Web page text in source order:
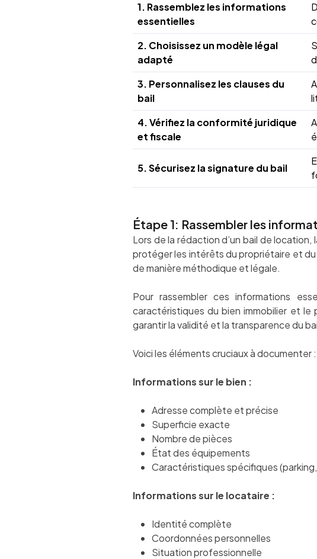
1. Rassemblez les informations
essentielles
2. Choisissez un modèle légal
adapté
3. Personnalisez les clauses du
bail
4. Vérifiez la conformité juridique
et fiscale
5. Sécurisez la signature du bail
Étape 1: Rassembler les
Lors de la rédaction d’un bail de
protéger les intérêts du propriétaire et
de manière méthodique et légale.
Pour rassembler ces informations
caractéristiques du bien immobilier et le
garantir la validité et la transparence du
Voici les éléments cruciaux à documenter :
Informations sur le bien :
Adresse complète et précise
Superficie exacte
Nombre de pièces
État des équipements
Caractéristiques spécifiques
Informations sur le locataire :
Identité complète
Coordonnées personnelles
Situation professionnelle